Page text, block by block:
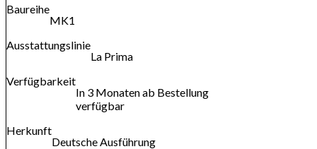
Baureihe
MK1
Ausstattungslinie
La Prima
Verfügbarkeit
In 3 Monaten ab Bestellung
verfügbar
Herkunft
Deutsche Ausführung